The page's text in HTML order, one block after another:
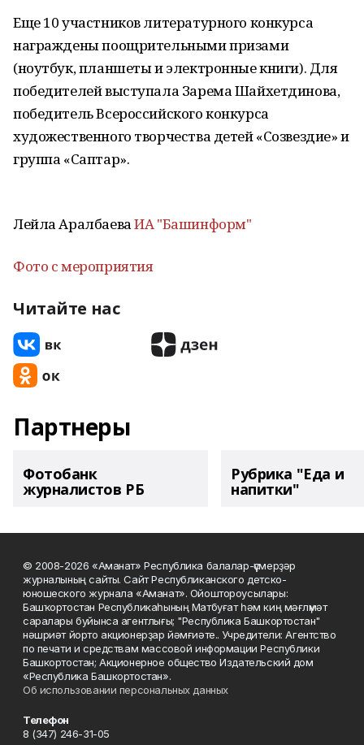
Еще 10 участников литературного конкурса
награждены поощрительными призами
(ноутбук, планшеты и электронные книги). Для
победителей выступала Зарема Шайхетдинова,
победитель Всероссийского конкурса
художественного творчества детей «Созвездие» и
группа «Саптар».
Лейла АралбаеваИА "Башинформ"
Фото с мероприятия
Читайте нас
Партнеры
Фотобанк
журналистов РБ
Рубрика "Еда и
напитки"
© 2008-2026 «Аманат» Республика балалар-үҫмерҙәр
журналының сайты. Сайт Республиканского детско-
юношеского журнала «Аманат». Ойоштороусылары:
Башҡортостан Республикаһының Матбуғат һәм киң мәғлүмәт
саралары буйынса агентлығы; "Республика Башкортостан"
нәшриәт йорто акционерҙар йәмғиәте.. Учредители: Агентство
по печати и средствам массовой информации Республики
Башкортостан; Акционерное общество Издательский дом
«Республика Башкортостан».
Об использовании персональных данных
Телефон
8 (347) 246-31-05